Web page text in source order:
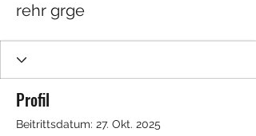
rehr grge
Profil
Beitrittsdatum: 27. Okt. 2025